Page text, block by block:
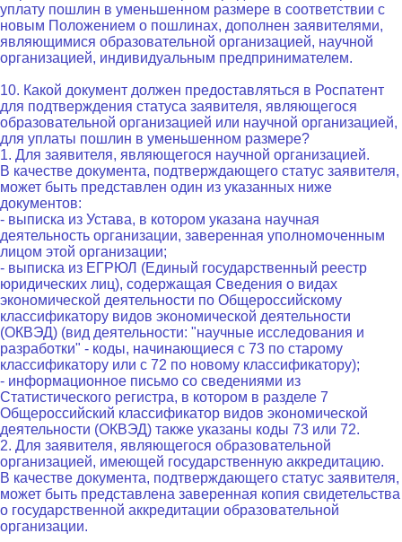
уплату пошлин в уменьшенном размере в соответствии с
новым Положением о пошлинах, дополнен заявителями,
являющимися образовательной организацией, научной
организацией, индивидуальным предпринимателем.
10. Какой документ должен предоставляться в Роспатент
для подтверждения статуса заявителя, являющегося
образовательной организацией или научной организацией,
для уплаты пошлин в уменьшенном размере?
1. Для заявителя, являющегося научной организацией.
В качестве документа, подтверждающего статус заявителя,
может быть представлен один из указанных ниже
документов:
- выписка из Устава, в котором указана научная
деятельность организации, заверенная уполномоченным
лицом этой организации;
- выписка из ЕГРЮЛ (Единый государственный реестр
юридических лиц), содержащая Сведения о видах
экономической деятельности по Общероссийскому
классификатору видов экономической деятельности
(ОКВЭД) (вид деятельности: "научные исследования и
разработки" - коды, начинающиеся с 73 по старому
классификатору или с 72 по новому классификатору);
- информационное письмо со сведениями из
Статистического регистра, в котором в разделе 7
Общероссийский классификатор видов экономической
деятельности (ОКВЭД) также указаны коды 73 или 72.
2. Для заявителя, являющегося образовательной
организацией, имеющей государственную аккредитацию.
В качестве документа, подтверждающего статус заявителя,
может быть представлена заверенная копия свидетельства
о государственной аккредитации образовательной
организации.